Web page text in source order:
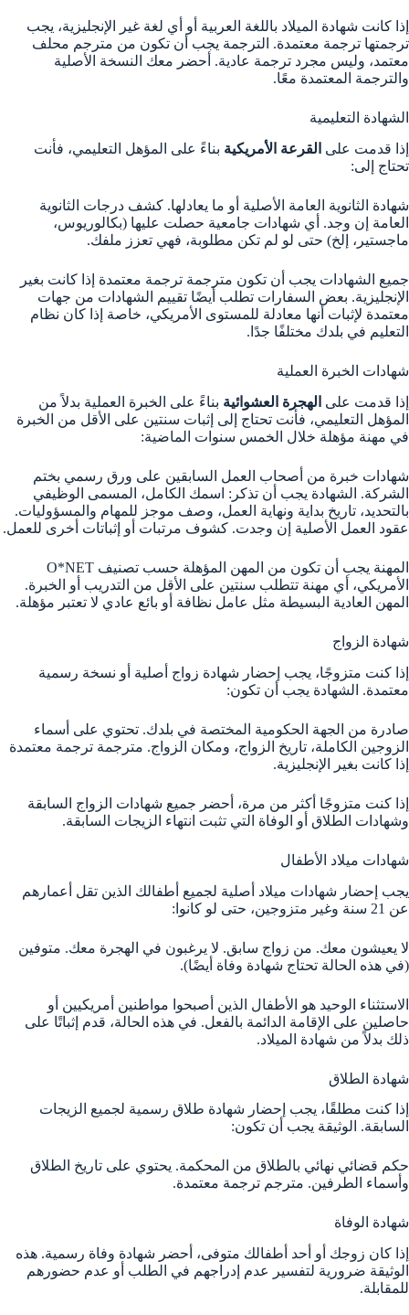
إذا كانت شهادة الميلاد باللغة العربية أو أي لغة غير الإنجليزية، يجب
ترجمتها ترجمة معتمدة. الترجمة يجب أن تكون من مترجم محلف
معتمد، وليس مجرد ترجمة عادية. أحضر معك النسخة الأصلية
والترجمة المعتمدة معًا.
الشهادة التعليمية
إذا قدمت على القرعة الأمريكية بناءً على المؤهل التعليمي، فأنت
تحتاج إلى:
شهادة الثانوية العامة الأصلية أو ما يعادلها. كشف درجات الثانوية
العامة إن وجد. أي شهادات جامعية حصلت عليها (بكالوريوس،
ماجستير، إلخ) حتى لو لم تكن مطلوبة، فهي تعزز ملفك.
جميع الشهادات يجب أن تكون مترجمة ترجمة معتمدة إذا كانت بغير
الإنجليزية. بعض السفارات تطلب أيضًا تقييم الشهادات من جهات
معتمدة لإثبات أنها معادلة للمستوى الأمريكي، خاصة إذا كان نظام
التعليم في بلدك مختلفًا جدًا.
شهادات الخبرة العملية
إذا قدمت على الهجرة العشوائية بناءً على الخبرة العملية بدلاً من
المؤهل التعليمي، فأنت تحتاج إلى إثبات سنتين على الأقل من الخبرة
في مهنة مؤهلة خلال الخمس سنوات الماضية:
شهادات خبرة من أصحاب العمل السابقين على ورق رسمي بختم
الشركة. الشهادة يجب أن تذكر: اسمك الكامل، المسمى الوظيفي
بالتحديد، تاريخ بداية ونهاية العمل، وصف موجز للمهام والمسؤوليات.
عقود العمل الأصلية إن وجدت. كشوف مرتبات أو إثباتات أخرى للعمل.
المهنة يجب أن تكون من المهن المؤهلة حسب تصنيف O*NET
الأمريكي، أي مهنة تتطلب سنتين على الأقل من التدريب أو الخبرة.
المهن العادية البسيطة مثل عامل نظافة أو بائع عادي لا تعتبر مؤهلة.
شهادة الزواج
إذا كنت متزوجًا، يجب إحضار شهادة زواج أصلية أو نسخة رسمية
معتمدة. الشهادة يجب أن تكون:
صادرة من الجهة الحكومية المختصة في بلدك. تحتوي على أسماء
الزوجين الكاملة، تاريخ الزواج، ومكان الزواج. مترجمة ترجمة معتمدة
إذا كانت بغير الإنجليزية.
إذا كنت متزوجًا أكثر من مرة، أحضر جميع شهادات الزواج السابقة
وشهادات الطلاق أو الوفاة التي تثبت انتهاء الزيجات السابقة.
شهادات ميلاد الأطفال
يجب إحضار شهادات ميلاد أصلية لجميع أطفالك الذين تقل أعمارهم
عن 21 سنة وغير متزوجين، حتى لو كانوا:
لا يعيشون معك. من زواج سابق. لا يرغبون في الهجرة معك. متوفين
(في هذه الحالة تحتاج شهادة وفاة أيضًا).
الاستثناء الوحيد هو الأطفال الذين أصبحوا مواطنين أمريكيين أو
حاصلين على الإقامة الدائمة بالفعل. في هذه الحالة، قدم إثباتًا على
ذلك بدلاً من شهادة الميلاد.
شهادة الطلاق
إذا كنت مطلقًا، يجب إحضار شهادة طلاق رسمية لجميع الزيجات
السابقة. الوثيقة يجب أن تكون:
حكم قضائي نهائي بالطلاق من المحكمة. يحتوي على تاريخ الطلاق
وأسماء الطرفين. مترجم ترجمة معتمدة.
شهادة الوفاة
إذا كان زوجك أو أحد أطفالك متوفى، أحضر شهادة وفاة رسمية. هذه
الوثيقة ضرورية لتفسير عدم إدراجهم في الطلب أو عدم حضورهم
للمقابلة.